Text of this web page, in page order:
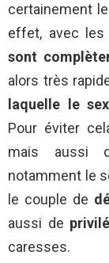
certainement
effet, avec les
sont
alors très
laquelle le
Pour éviter
mais aussi
notamment le
le couple de
aussi de
caresses.